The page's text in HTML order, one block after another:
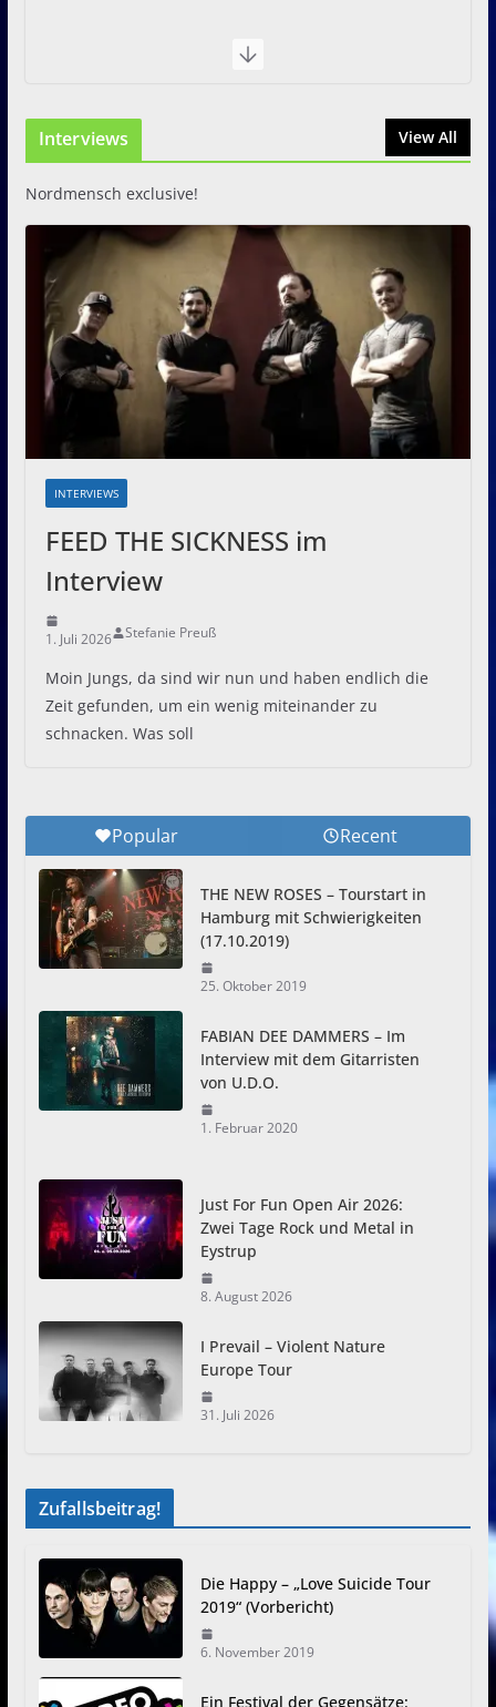
Interviews View All
Nordmensch exclusive!
INTERVIEWS
FEED THE SICKNESS im
Interview
1. Juli 2026 Stefanie Preuß
Moin Jungs, da sind wir nun und haben endlich die
Zeit gefunden, um ein wenig miteinander zu
schnacken. Was soll
Popular Recent
THE NEW ROSES – Tourstart in
Hamburg mit Schwierigkeiten
(17.10.2019)
25. Oktober 2019
FABIAN DEE DAMMERS – Im
Interview mit dem Gitarristen
von U.D.O.
1. Februar 2020
Just For Fun Open Air 2026:
Zwei Tage Rock und Metal in
Eystrup
8. August 2026
I Prevail – Violent Nature
Europe Tour
31. Juli 2026
Zufallsbeitrag!
Die Happy – „Love Suicide Tour
2019“ (Vorbericht)
6. November 2019
Ein Festival der Gegensätze: